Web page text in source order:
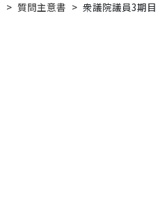
> 質問主意書 > 衆議院議員3期目